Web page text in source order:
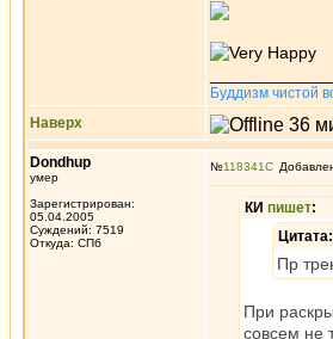
Буддизм чистой
Наверх
Dondhup
умер
Зарегистрирован:
05.04.2005
Суждений: 7519
Откуда: СПб
№118341
КИ пишет:
Цитата:
Пр
При
совсем не